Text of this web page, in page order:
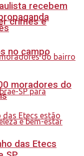
crimes e
no campo
recebem
moradores do
das Etecs